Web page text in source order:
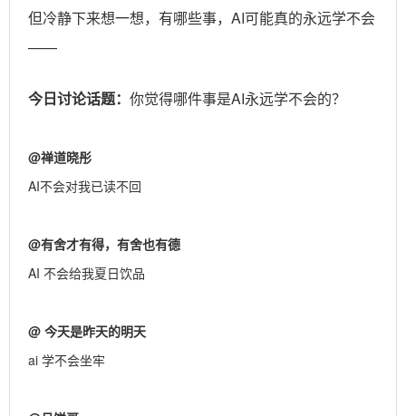
但冷静下来想一想，有哪些事，AI可能真的永远学不会
——
今日讨论话题： 你觉得哪件事是AI永远学不会的？
@禅道晓彤
AI不会对我已读不回
@有舍才有得，有舍也有德
AI 不会给我夏日饮品
@ 今天是昨天的明天
ai 学不会坐牢